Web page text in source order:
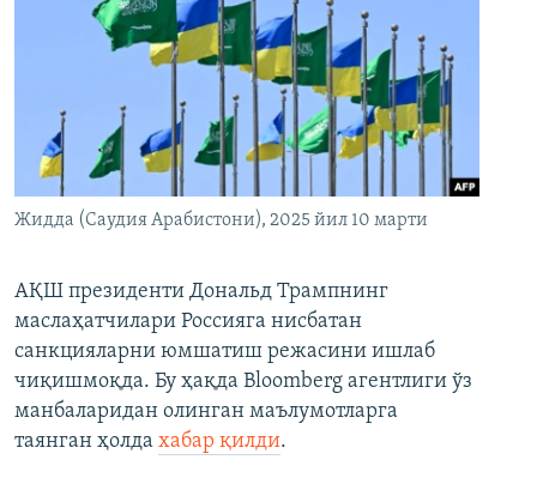
Жидда (Саудия Арабистони), 2025 йил 10 марти
АҚШ президенти Дональд Трампнинг
маслаҳатчилари Россияга нисбатан
санкцияларни юмшатиш режасини ишлаб
чиқишмоқда. Бу ҳақда Bloomberg агентлиги ўз
манбаларидан олинган маълумотларга
таянган ҳолда хабар қилди.